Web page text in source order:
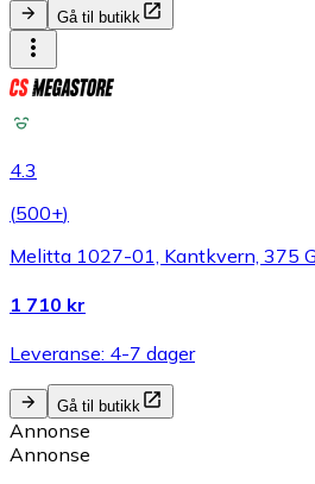
Gå til butikk
4.3
(500+)
Melitta 1027-01, Kantkvern, 375
1 710 kr
Leveranse: 4-7 dager
Gå til butikk
Annonse
Annonse